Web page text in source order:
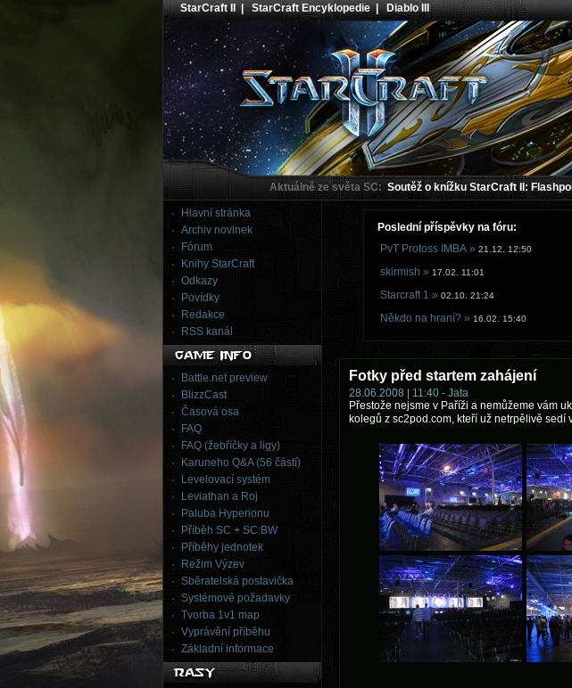
StarCraft II |StarCraft Encyklopedie|Diablo III
Aktuálně ze světa SC: Soutěž o knížku StarCraft II:
Hlavní stránka
Archiv novinek
Fórum
Knihy StarCraft
Odkazy
Povídky
Redakce
RSS kanál
Battle.net preview
BlizzCast
Časová osa
FAQ
FAQ (žebříčky a ligy)
Karuneho Q&A (56 částí)
Levelovací systém
Leviathan a Roj
Paluba Hyperionu
Příběh SC + SC:BW
Příběhy jednotek
Režim Výzev
Sběratelská postavička
Systémové požadavky
Tvorba 1v1 map
Vyprávění příběhu
Základní informace
Poslední příspěvky na fóru:
PvT Protoss IMBA » 21.12. 12:50
skirmish » 17.02. 11:01
Starcraft 1 » 02.10. 21:24
Někdo na hraní? » 16.02. 15:40
Fotky před startem zahájení
28.06.2008 | 11:40 - Jata
Přestože nejsme v Paříži a nemůžeme vám
kolegů z sc2pod.com, kteří už netrpělivě sedí